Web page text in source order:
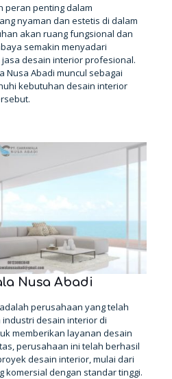
peran penting dalam
nyaman dan estetis di dalam
akan ruang fungsional dan
semakin menyadari
desain interior profesional.
Nusa Abadi muncul sebagai
kebutuhan desain interior
Nusa Abadi
perusahaan yang telah
desain interior di
memberikan layanan desain
perusahaan ini telah berhasil
desain interior, mulai dari
komersial dengan standar tinggi.